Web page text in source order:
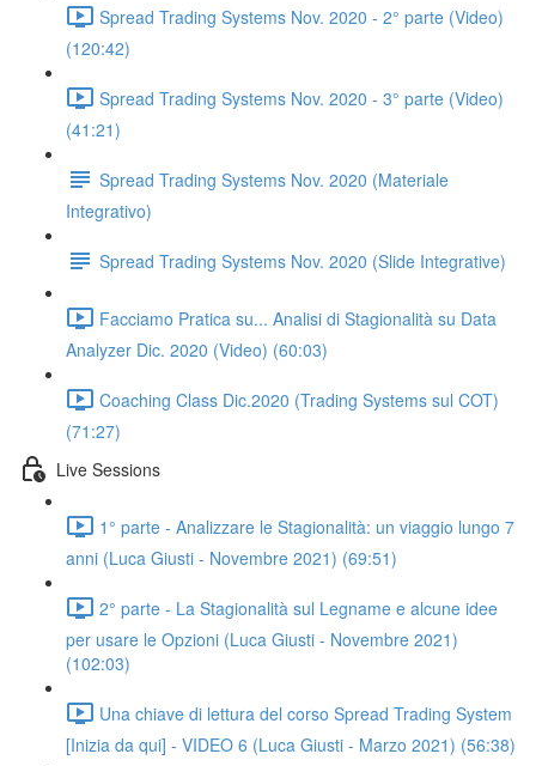
Spread Trading Systems Nov. 2020 - 2° parte (Video)
(120:42)
Spread Trading Systems Nov. 2020 - 3° parte (Video)
(41:21)
Spread Trading Systems Nov. 2020 (Materiale
Integrativo)
Spread Trading Systems Nov. 2020 (Slide Integrative)
Facciamo Pratica su... Analisi di Stagionalità su Data
Analyzer Dic. 2020 (Video) (60:03)
Coaching Class Dic.2020 (Trading Systems sul COT)
(71:27)
Live Sessions
1° parte - Analizzare le Stagionalità: un viaggio lungo 7
anni (Luca Giusti - Novembre 2021) (69:51)
2° parte - La Stagionalità sul Legname e alcune idee
per usare le Opzioni (Luca Giusti - Novembre 2021)
(102:03)
Una chiave di lettura del corso Spread Trading System
[Inizia da qui] - VIDEO 6 (Luca Giusti - Marzo 2021) (56:38)